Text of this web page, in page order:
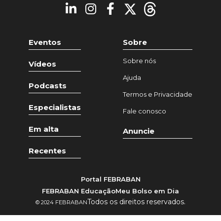
Eventos
Vídeos
Podcasts
Especialistas
Em alta
Recentes
Sobre
Sobre nós
Ajuda
Termos e Privacidade
Fale conosco
Anuncie
Portal FEBRABAN
FEBRABAN EducaçãoMeu Bolso em Dia
© 2024 FEBRABANTodos os direitos reservados.